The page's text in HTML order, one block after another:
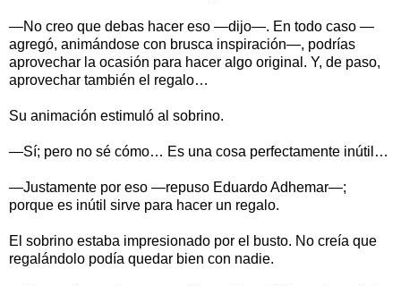
—No creo que debas hacer eso —dijo—. En todo caso —
agregó, animándose con brusca inspiración—, podrías
aprovechar la ocasión para hacer algo original. Y, de paso,
aprovechar también el regalo…
Su animación estimuló al sobrino.
—Sí; pero no sé cómo… Es una cosa perfectamente inútil…
—Justamente por eso —repuso Eduardo Adhemar—;
porque es inútil sirve para hacer un regalo.
El sobrino estaba impresionado por el busto. No creía que
regalándolo podía quedar bien con nadie.